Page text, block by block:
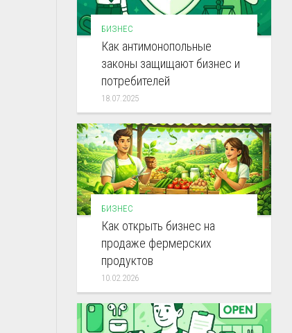
БИЗНЕС
Как антимонопольные
законы защищают бизнес и
потребителей
18.07.2025
БИЗНЕС
Как открыть бизнес на
продаже фермерских
продуктов
10.02.2026